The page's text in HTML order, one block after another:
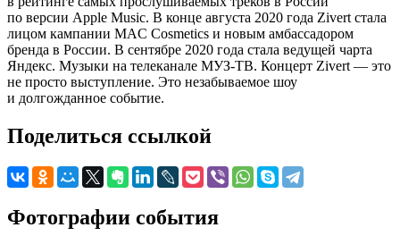
по версии Apple Music. В конце августа 2020 года Zivert стала
лицом кампании MAC Cosmetics и новым амбассадором
бренда в России. В сентябре 2020 года стала ведущей чарта
Яндекс. Музыки на телеканале МУЗ-ТВ. Концерт Zivert — это
не просто выступление. Это незабываемое шоу
и долгожданное событие.
Поделиться ссылкой
Фотографии события